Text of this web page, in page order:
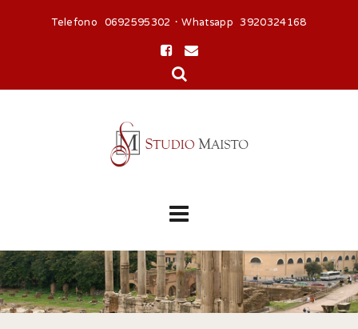
Telefono 0692595302 · Whatsapp 3920324168